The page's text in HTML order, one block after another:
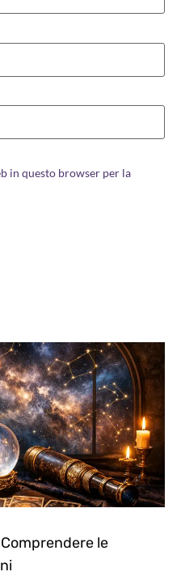
in questo browser per la
le